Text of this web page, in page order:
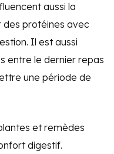
aussi la
des protéines avec
Il est aussi
entre le dernier repas
une période de
et remèdes
digestif.